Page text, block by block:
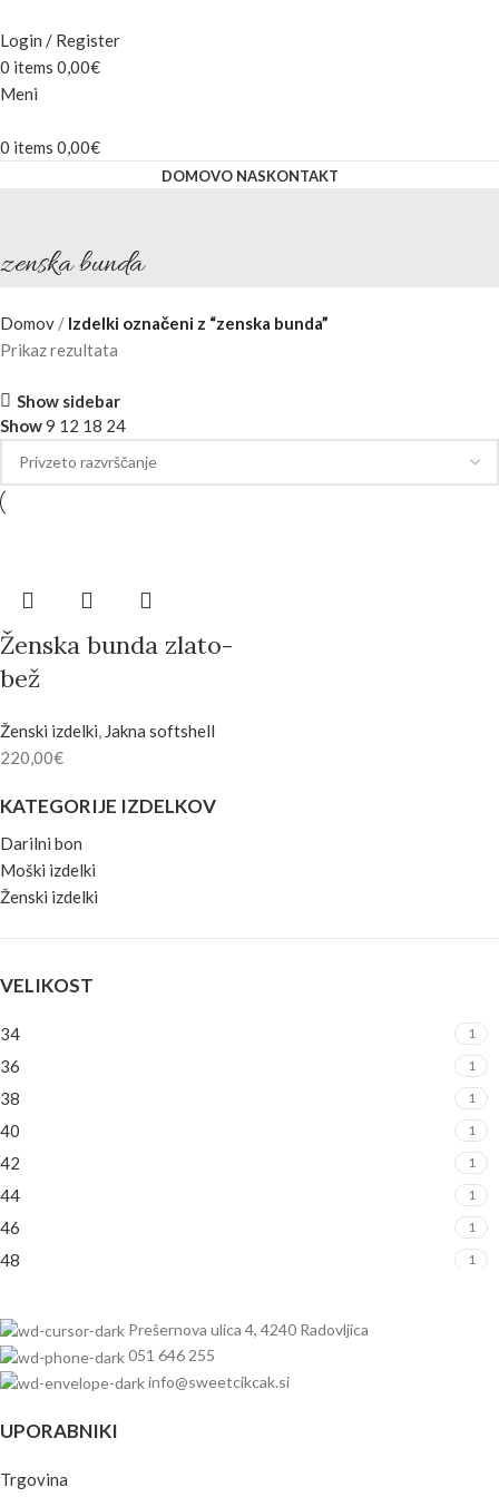
Login / Register
0 items 0,00€
Meni
0 items 0,00€
DOMOVO NASKONTAKT
zenska bunda
KATEGORIJE IZDELKOV
Darilni bon
Moški izdelki
Ženski izdelki
VELIKOST
34 1
36 1
38 1
40 1
42 1
44 1
46 1
48 1
Domov
Izdelki označeni z “zenska bunda”
Prikaz rezultata
Show sidebar
Show9 12 18 24
Ženska bunda zlato-
bež
Ženski izdelki, Jakna softshell
220,00€
Prešernova ulica 4, 4240 Radovljica
051 646 255
info@sweetcikcak.si
UPORABNIKI
Trgovina